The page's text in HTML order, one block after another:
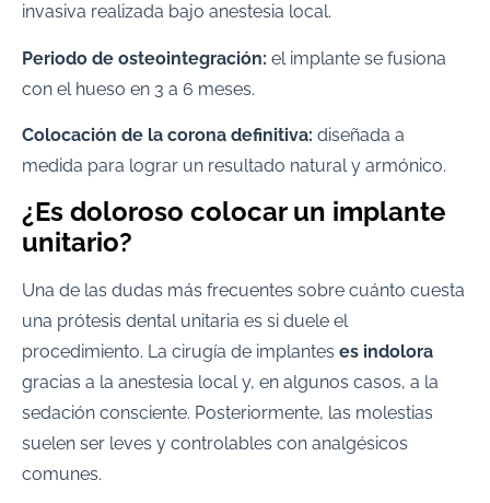
invasiva realizada bajo anestesia local.
Periodo de osteointegración: el implante se fusiona
con el hueso en 3 a 6 meses.
Colocación de la corona definitiva: diseñada a
medida para lograr un resultado natural y armónico.
¿Es doloroso colocar un implante
unitario?
Una de las dudas más frecuentes sobre cuánto cuesta
una prótesis dental unitaria es si duele el
procedimiento. La cirugía de implantes es indolora
gracias a la anestesia local y, en algunos casos, a la
sedación consciente. Posteriormente, las molestias
suelen ser leves y controlables con analgésicos
comunes.